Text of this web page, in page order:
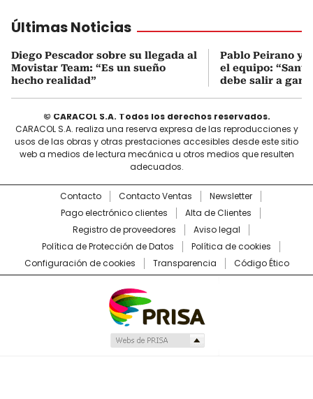
Últimas Noticias
Diego Pescador sobre su llegada al
Movistar Team: “Es un sueño
hecho realidad”
Pablo Peirano y
el equipo:
debe salir a
© CARACOL S.A. Todos los derechos reservados.
CARACOL S.A. realiza una reserva expresa de las reproducciones y
usos de las obras y otras prestaciones accesibles desde este sitio
web a medios de lectura mecánica u otros medios que resulten
adecuados.
Contacto Contacto Ventas
Newsletter
Pago electrónico clientes
Alta de Clientes
Registro de proveedores
Aviso legal
Política de Protección de Datos
Política de cookies
Configuración de cookies
Transparencia Código Ético